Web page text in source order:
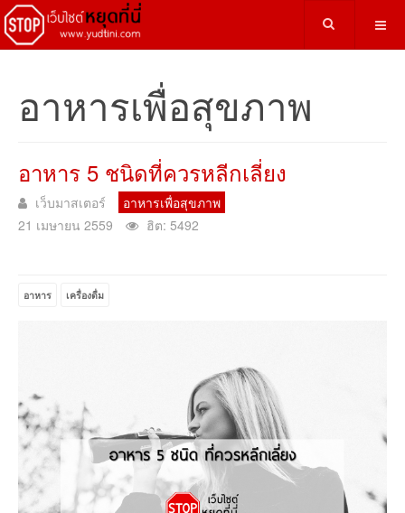
อาหารเพื่อสุขภาพ
อาหาร 5 ชนิดที่ควรหลีกเลี่ยง
เว็บมาสเตอร์
อาหารเพื่อสุขภาพ
21 เมษายน 2559
ฮิต: 5492
อาหาร เครื่องดื่ม